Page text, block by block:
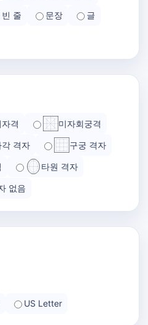
줄 문장
글
자격 미자회궁격
각 격자 구궁 격자
타원 격자
없음
US Letter